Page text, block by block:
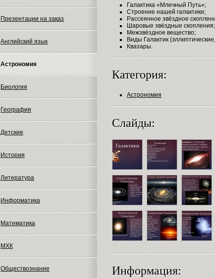
Презентации на заказ
Английский язык
Астрономия
Биология
География
Детские
История
Литература
Информатика
Математика
МХК
Обществознание
Галактика «Млечный Путь»;
Строение нашей галактики;
Рассеянное звёздное
Шаровые звёздные скопления;
Межзвёздное вещество;
Виды Галактик
Квазары.
Категория:
Астрономия
Слайды:
Информация: